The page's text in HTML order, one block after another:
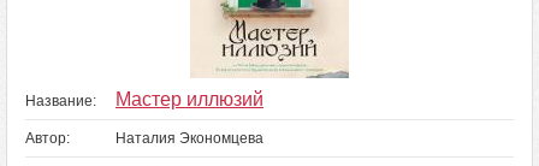
Название: Мастер иллюзий
Автор: Наталия Экономцева